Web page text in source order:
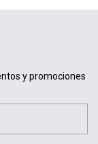
y promociones